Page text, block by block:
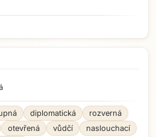
diplomatická
rozverná
otevřená vůdčí
naslouchací